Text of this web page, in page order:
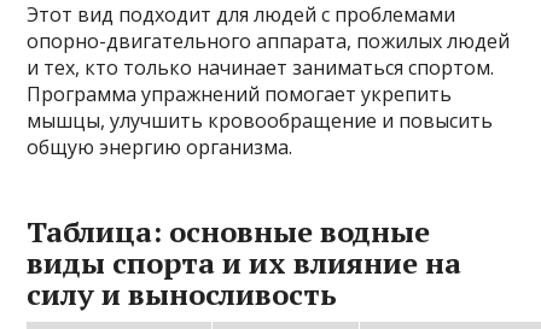
Этот вид подходит для людей с проблемами
опорно-двигательного аппарата, пожилых людей
и тех, кто только начинает заниматься спортом.
Программа упражнений помогает укрепить
мышцы, улучшить кровообращение и повысить
общую энергию организма.
Таблица: основные водные
виды спорта и их влияние на
силу и выносливость